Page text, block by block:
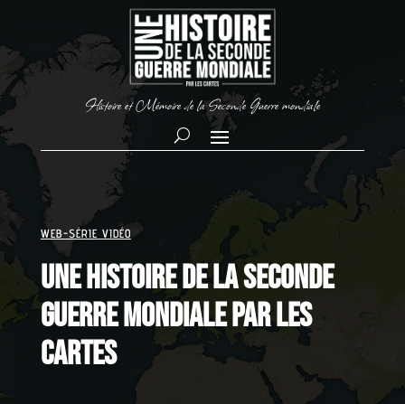
Histoire et Mémoire de la Seconde Guerre mondiale
WEB-SÉRIE VIDÉO
Une Histoire de la Seconde
Guerre mondiale par les
cartes